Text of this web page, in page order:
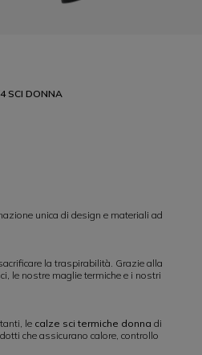
SCI DONNA
unica di design e materiali ad
la traspirabilità. Grazie alla
le nostre maglie termiche e i nostri
le calze sci termiche donna di
che assicurano calore, controllo